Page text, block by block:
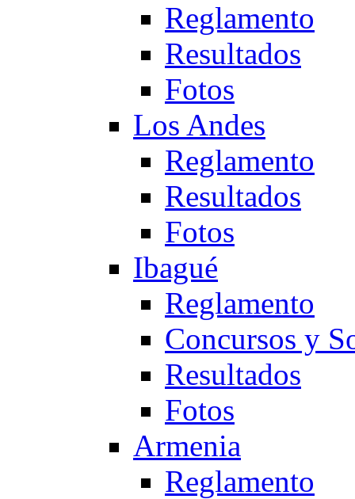
Reglamento
Resultados
Fotos
Los Andes
Reglamento
Resultados
Fotos
Ibagué
Reglamento
Concursos y
Resultados
Fotos
Armenia
Reglamento